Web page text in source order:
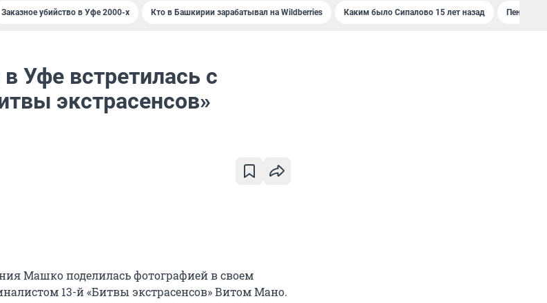
Заказное убийство в Уфе 2000-х Кто в Башкирии зарабатывал на Wildberries Каким было Сипалово 15 лет назад
Уфе встретилась с
экстрасенсов»
Машко поделилась фотографией в своем
13-й «Битвы экстрасенсов» Витом Мано.